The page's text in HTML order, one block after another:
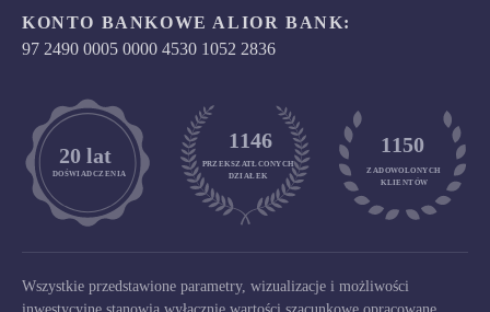
KONTO BANKOWE ALIOR BANK:
97 2490 0005 0000 4530 1052 2836
DOŚWIADCZENIA
	20 lat
1146
PRZEKSZATŁCONYCH
DZIAŁEK
1150
ZADOWOLONYCH
KLIENTÓW
Wszystkie przedstawione parametry, wizualizacje i możliwości